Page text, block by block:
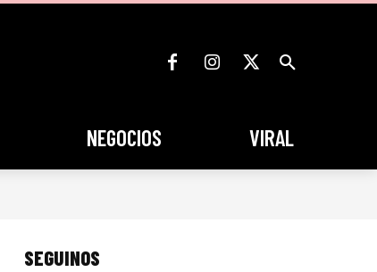
NEGOCIOS VIRAL
SEGUINOS